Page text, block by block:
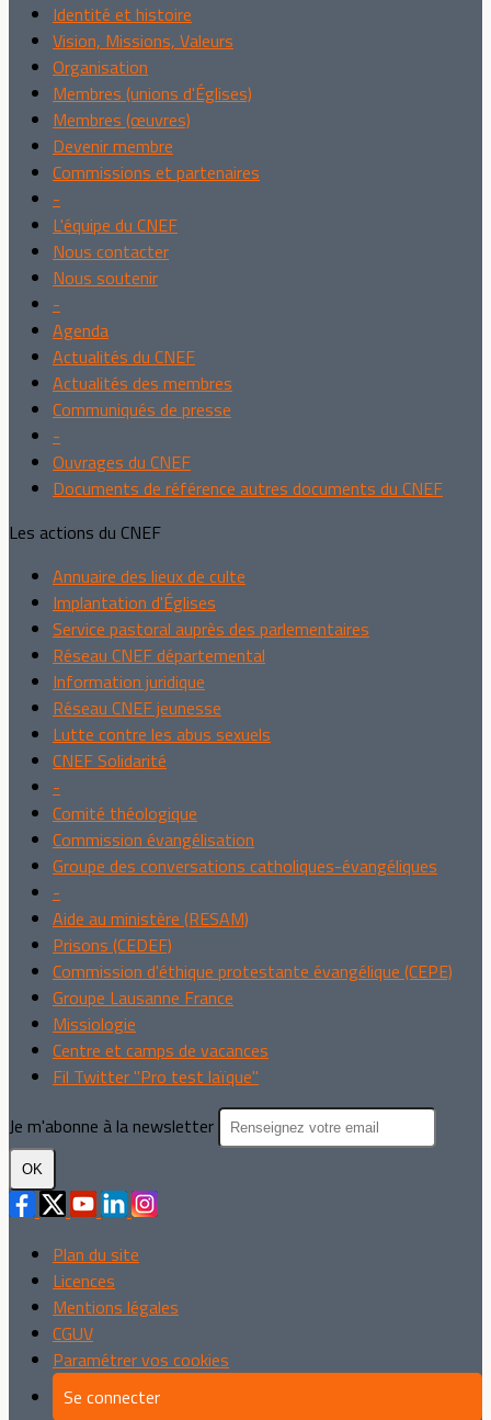
Identité et histoire
Vision, Missions, Valeurs
Organisation
Membres (unions d'Églises)
Membres (œuvres)
Devenir membre
Commissions et partenaires
-
L'équipe du CNEF
Nous contacter
Nous soutenir
-
Agenda
Actualités du CNEF
Actualités des membres
Communiqués de presse
-
Ouvrages du CNEF
Documents de référence autres documents du CNEF
Les actions du CNEF
Annuaire des lieux de culte
Implantation d'Églises
Service pastoral auprès des parlementaires
Réseau CNEF départemental
Information juridique
Réseau CNEF jeunesse
Lutte contre les abus sexuels
CNEF Solidarité
-
Comité théologique
Commission évangélisation
Groupe des conversations catholiques-évangéliques
-
Aide au ministère (RESAM)
Prisons (CEDEF)
Commission d'éthique protestante évangélique (CEPE)
Groupe Lausanne France
Missiologie
Centre et camps de vacances
Fil Twitter "Pro test laïque"
Je m'abonne à la newsletter
OK
Plan du site
Licences
Mentions légales
CGUV
Paramétrer vos cookies
Se connecter